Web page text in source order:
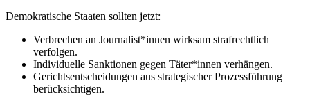
Demokratische Staaten sollten jetzt:
Verbrechen an Journalist*innen wirksam strafrechtlich
verfolgen.
Individuelle Sanktionen gegen Täter*innen verhängen.
Gerichtsentscheidungen aus strategischer Prozessführung
berücksichtigen.